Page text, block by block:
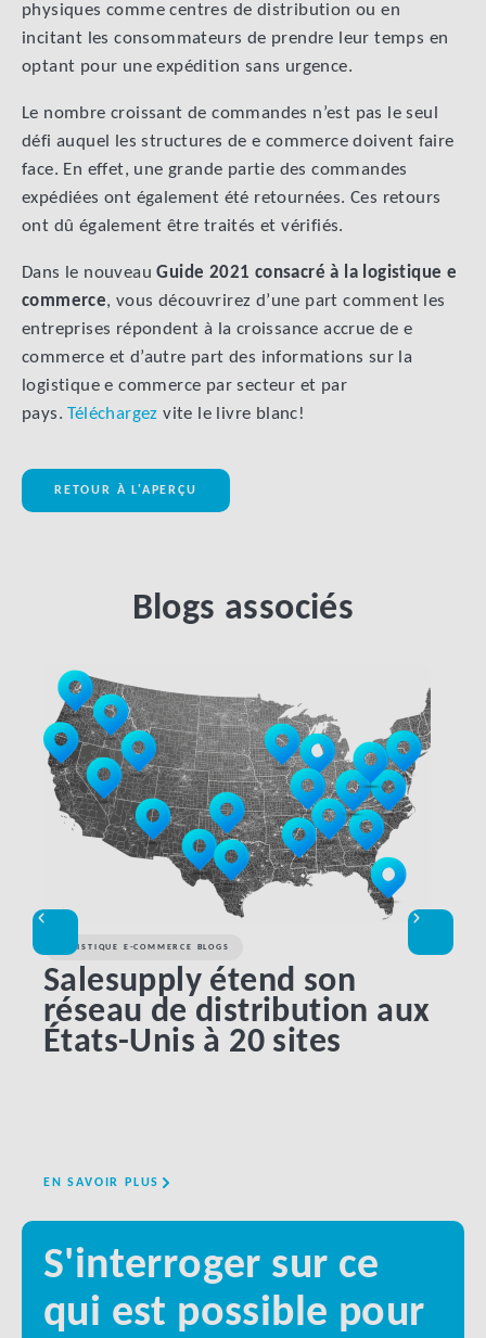
physiques comme centres de distribution ou en
incitant les consommateurs de prendre leur temps en
optant pour une expédition sans urgence.
Le nombre croissant de commandes n’est pas le seul
défi auquel les structures de e commerce doivent faire
face. En effet, une grande partie des commandes
expédiées ont également été retournées. Ces retours
ont dû également être traités et vérifiés.
Dans le nouveauGuide 2021 consacré à la logistique e
commerce, vous découvrirez d’une part comment les
entreprises répondent à la croissance accrue de e
commerce et d’autre part des informations sur la
logistique e commerce par secteur et par
pays.Téléchargez vite le livre blanc!
RETOUR À L'APERÇU
Blogs associés
LOGISTIQUE E-COMMERCE BLOGS
Salesupply étend son
réseau de distribution aux
États-Unis à 20 sites
EN SAVOIR PLUS
S'interroger sur ce
qui est possible pour